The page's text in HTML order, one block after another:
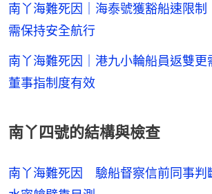
南丫海難死因｜海泰號獲豁船速限
需保持安全航行
南丫海難死因｜港九小輪船員返雙
董事指制度有效
南丫四號的結構與檢查
南丫海難死因 驗船督察信前同事